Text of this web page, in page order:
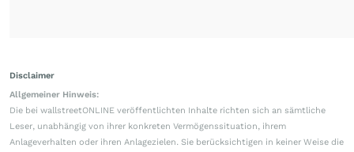
Disclaimer
Allgemeiner Hinweis:
Die bei wallstreetONLINE veröffentlichten Inhalte richten sich an sämtliche
Leser, unabhängig von ihrer konkreten Vermögenssituation, ihrem
Anlageverhalten oder ihren Anlagezielen. Sie berücksichtigen in keiner Weise die